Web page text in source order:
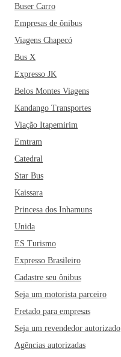
Buser Carro
Empresas de ônibus
Viagens Chapecó
Bus X
Expresso JK
Belos Montes Viagens
Kandango Transportes
Viação Itapemirim
Emtram
Catedral
Star Bus
Kaissara
Princesa dos Inhamuns
Unida
ES Turismo
Expresso Brasileiro
Cadastre seu ônibus
Seja um motorista parceiro
Fretado para empresas
Seja um revendedor autorizado
Agências autorizadas